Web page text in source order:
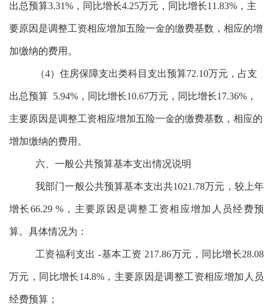
出总预算3.31%， 同比增长4.25万元，同比增长11.83%，主
要原因是调整工资相应增加五险一金的缴费基数，相应的增
加缴纳的费用。
（4） 住房保障支出类科目支出预算72.10万元，占支
出总预算 5.94%， 同比增长10.67万元，同比增长17.36%，
主要原因是调整工资相应增加五险一金的缴费基数，相应的
增加缴纳的费用。
六、一般公共预算基本支出情况说明
我部门一般公共预算基本支出共1021.78万元，较上年
增长66.29 %，主要原因是调整工资相应增加人员经费预
算。具体情况为：
工资福利支出 -基本工资 217.86万元，同比增长28.08
万元，同比增长14.8%，主要原因是调整工资相应增加人员
经费预算；